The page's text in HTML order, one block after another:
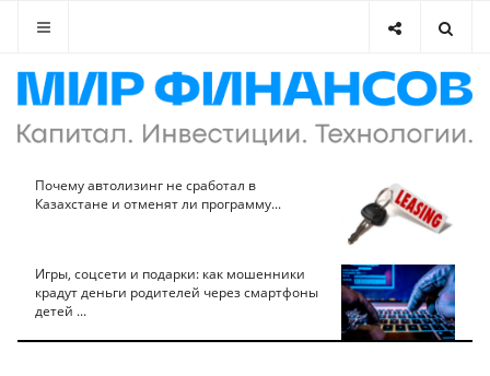
Почему автолизинг не сработал в
Казахстане и отменят ли программу...
Игры, соцсети и подарки: как мошенники
крадут деньги родителей через смартфоны
детей ...